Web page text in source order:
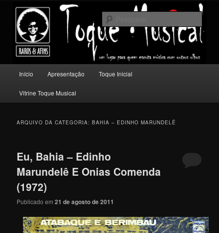
conteúdo
principal
conteúdo
secundário
Toque Musical
Um lugar para quem escuta música com outros olhos.
principal
Início Apresentação Toque Inicial
Vitrine Toque Musical
ARQUIVO DA CATEGORIA:BAHIA – EDINHO MARUNDELÊ
Eu, Bahia – Edinho
Marundelê E Onias Comenda
(1972)
Publicado em21 de agosto de 2011